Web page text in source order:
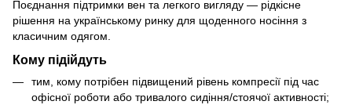
Поєднання підтримки вен та легкого вигляду — рідкісне
рішення на українському ринку для щоденного носіння з
класичним одягом.
Кому підійдуть
тим, кому потрібен підвищений рівень компресії під час
офісної роботи або тривалого сидіння/стоячої активності;